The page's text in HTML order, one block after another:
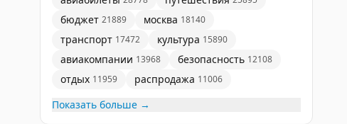
бюджет 21889 москва 18140
транспорт 17472 культура 15890
авиакомпании 13968 безопасность 12108
отдых 11959 распродажа 11006
Показать больше →